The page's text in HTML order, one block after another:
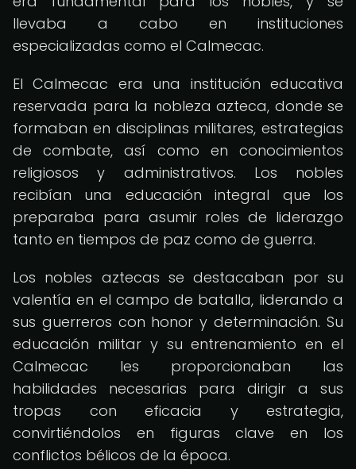
llevaba a cabo en instituciones
especializadas como el Calmecac.
El Calmecac era una institución educativa
reservada para la nobleza azteca, donde se
formaban en disciplinas militares, estrategias
de combate, así como en conocimientos
religiosos y administrativos. Los nobles
recibían una educación integral que los
preparaba para asumir roles de liderazgo
tanto en tiempos de paz como de guerra.
Los nobles aztecas se destacaban por su
valentía en el campo de batalla, liderando a
sus guerreros con honor y determinación. Su
educación militar y su entrenamiento en el
Calmecac les proporcionaban las
habilidades necesarias para dirigir a sus
tropas con eficacia y estrategia,
convirtiéndolos en figuras clave en los
conflictos bélicos de la época.